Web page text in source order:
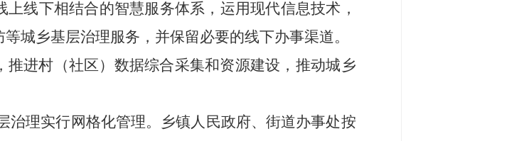
线下相结合的智慧服务体系， 运用现代信息技术，
等城乡基层治理服务， 并保留必要的线下办事渠道。
进村（社区）数据综合采集和资源建设，推动城乡
治理实行网格化管理。乡镇人民政府、街道办事处按